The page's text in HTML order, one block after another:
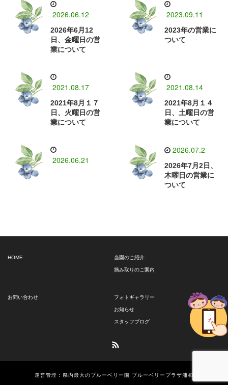
2026.06.12
2026年6月12
日、金曜日の営
業について
2023.09.11
2023年の営業に
ついて
2021.08.17
2021年8月１７
日、火曜日の営
業について
2021.08.14
2021年8月１４
日、土曜日の営
業について
2026.06.21
2026.07.2
2026年7月2日、
木曜日の営業に
ついて
HOME 当園のご紹介
摘み取りのご案内
お問い合わせ フォトギャラリー
お知らせ
スタッフブログ
運営管理：県内最大のブルーベリー園 ブルーベリープラザ浦和